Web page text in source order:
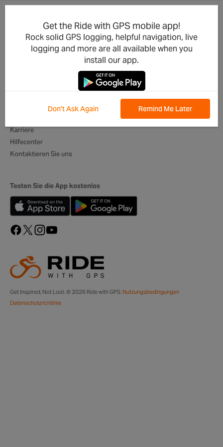
Get Inspired, Not Lost. © 2026 Ride with GPS. Nutzungsbedingungen
Datenschutzrichtlinie
Produkt-Updates
Integrationen
Entwickler
Für Unternehmen
Radsportclubs
Veranstalter
Reiseveranstalter
Digitale Reisepläne
Karriere
Hilfecenter
Kontaktieren Sie uns
Testen Sie die App kostenlos
Get the Ride with GPS mobile app!
Rock solid GPS logging, helpful navigation, live
logging and more are all available when you
install our app.
Don't Ask Again Remind Me Later